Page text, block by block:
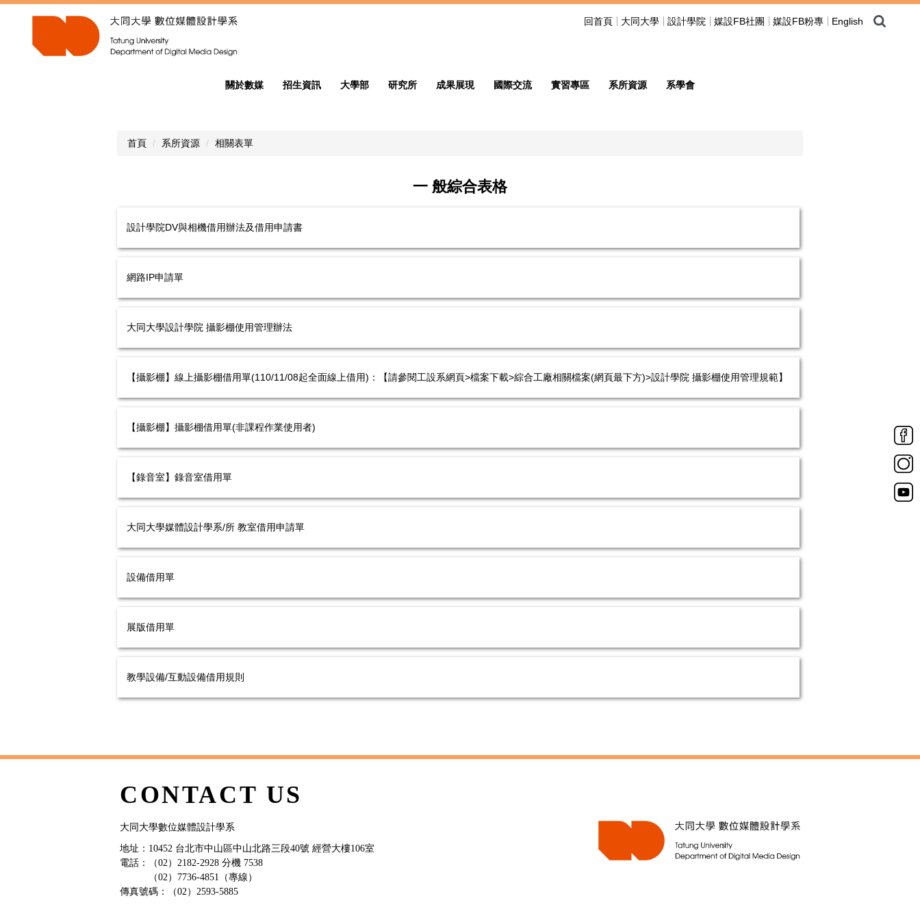
回首頁 大同大學 設計學院 媒設FB社團 媒設FB粉專 English
關於數媒 招生資訊 大學部 研究所 成果展現 國際交流 實習專區 系所資源 系學會
首頁 系所資源 相關表單
一 般綜合表格
設計學院DV與相機借用辦法及借用申請書
網路IP申請單
大同大學設計學院 攝影棚使用管理辦法
【攝影棚】線上攝影棚借用單(110/11/08起全面線上借用)：【請參閱工設系網頁>檔案下載>綜合工廠相關檔案(網頁最下方)>設計學院 攝影棚使用管理規範】
【攝影棚】攝影棚借用單(非課程作業使用者)
【錄音室】錄音室借用單
大同大學媒體設計學系/所 教室借用申請單
設備借用單
展版借用單
教學設備/互動設備借用規則
CONTACT US
大同大學數位媒體設計學系
地址：10452 台北市中山區中山北路三段40號 經營大樓106室
電話：（02）2182-2928 分機 7538
（02）7736-4851（專線）
傳真號碼：（02）2593-5885